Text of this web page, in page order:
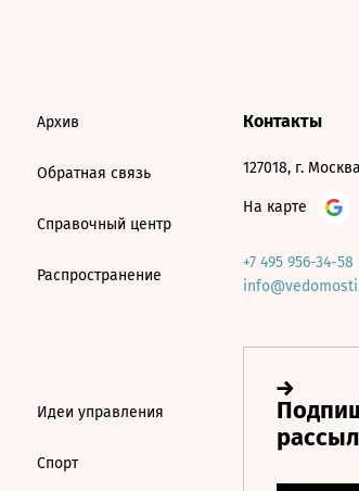
Архив
Обратная связь
Справочный центр
Распространение
Идеи управления
Спорт
Контакты
127018, г.
На карте
+7 495 956-34-58